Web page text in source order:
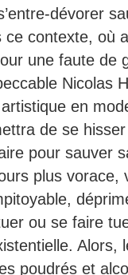
dévorer
ce contexte, où
une faute de
Nicolas
en
de se
pour sauver
plus vorace,
ou se faire
Alors,
poudrés et